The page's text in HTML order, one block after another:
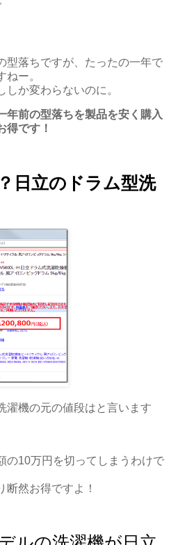
型落ちですが、たったの一年で
ー。
か変わらないのに。
年前の型落ちを製品を安く購入
得です！
日立のドラム型洗
濯機の元の値段はと言います
の10万円を切ってしまうわけで
断然お得ですよ！